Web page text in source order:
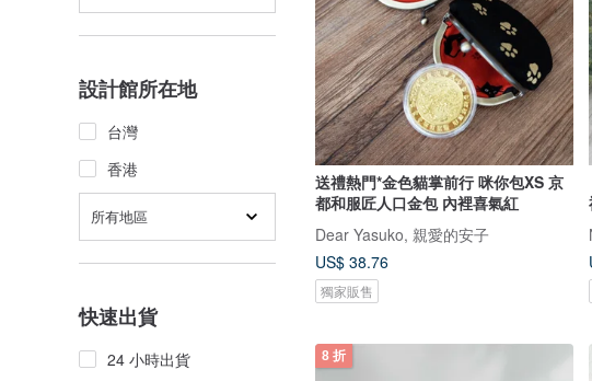
設計館所在地
台灣
香港
所有地區
快速出貨
24 小時出貨
送禮熱門*金色貓掌前行 咪你包XS 京
都和服匠人口金包 內裡喜氣紅
Dear Yasuko, 親愛的安子
US$ 38.76
獨家販售
8 折